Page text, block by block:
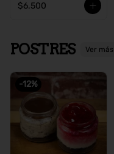
$6.500
POSTRES Ver más
-12%